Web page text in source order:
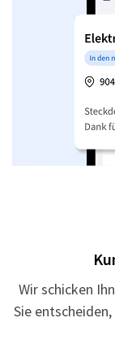
Wir schicken
Sie